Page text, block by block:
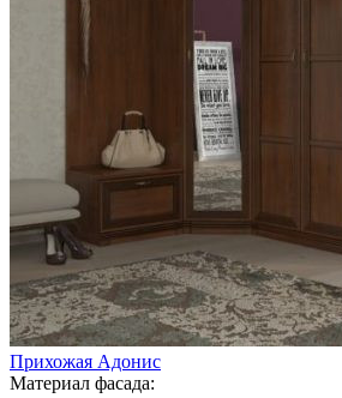
Прихожая Адонис
Материал фасада: